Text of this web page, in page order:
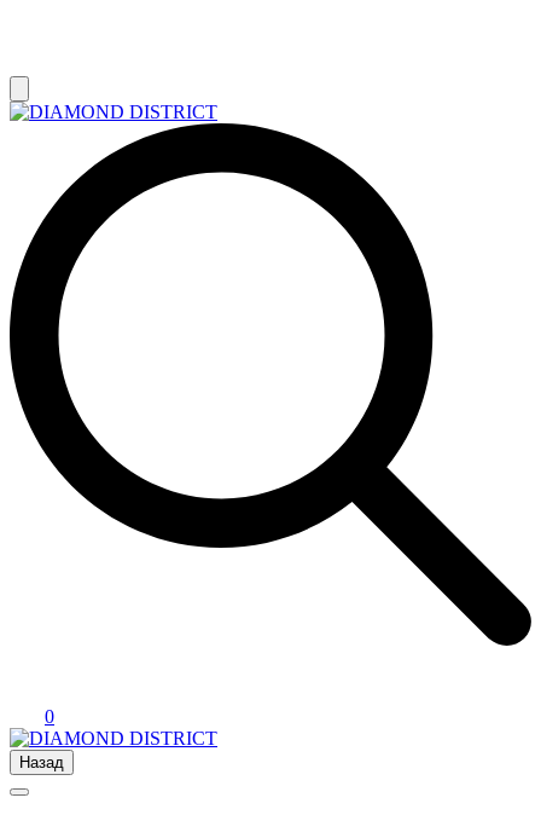
0
Назад